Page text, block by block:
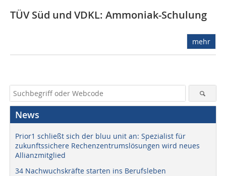
TÜV Süd und VDKL: Ammoniak-Schulung
mehr
News
Prior1 schließt sich der bluu unit an: Spezialist für
zukunftssichere Rechenzentrumslösungen wird neues
Allianzmitglied
34 Nachwuchskräfte starten ins Berufsleben